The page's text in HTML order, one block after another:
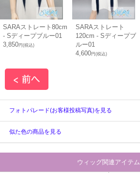
SARAストレート80cm
- Sディープブルー01
3,850円(税込)
SARAストレート
120cm - Sディープブ
ルー01
4,600円(税込)
フォトパレード(お客様投稿写真)を見る
似た色の商品を見る
ウィッグ関連アイテム